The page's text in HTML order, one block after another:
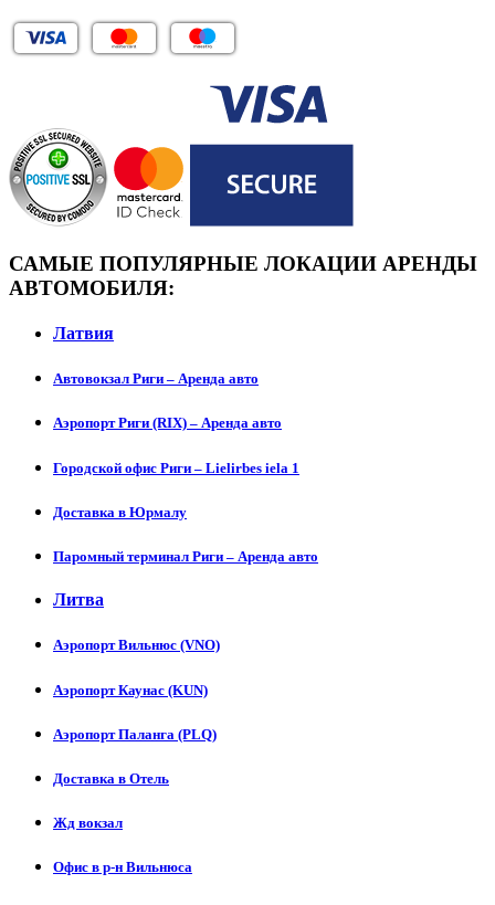
САМЫЕ ПОПУЛЯРНЫЕ ЛОКАЦИИ АРЕНДЫ
АВТОМОБИЛЯ:
Латвия
Автовокзал Риги – Аренда авто
Аэропорт Риги (RIX) – Аренда авто
Городской офис Риги – Lielirbes iela 1
Доставка в Юрмалу
Паромный терминал Риги – Аренда авто
Литва
Аэропорт Вильнюс (VNO)
Аэропорт Каунас (KUN)
Аэропорт Паланга (PLQ)
Доставка в Отель
Жд вокзал
Офис в р-н Вильнюса